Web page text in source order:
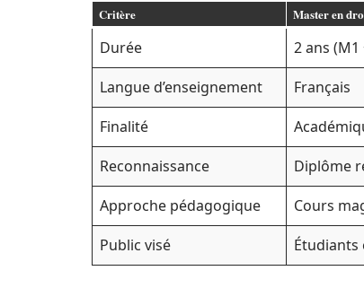
Critère Master en
Durée 2 ans (M1
Langue d’enseignement
Français
Finalité
Reconnaissance
Diplôme
Approche pédagogique
Cours
Public visé